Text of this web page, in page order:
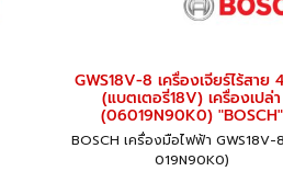
GWS18V-8 เครื่องเจียร์ไร้สาย
(แบตเตอรี่18V) เครื่องเปล่า
(06019N90K0) "BOSCH"
BOSCH เครื่องมือไฟฟ้า GWS18V-
019N90K0)